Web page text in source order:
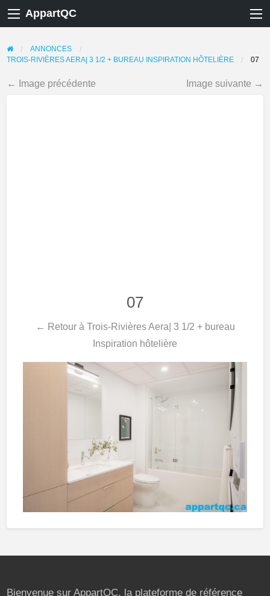
AppartQC
ANNONCES
TROIS-RIVIÈRES AERA| 3 1/2 + BUREAU INSPIRATION HÔTELIÈRE
07
← Image précédente Image suivante →
07
← Retour à Trois-Rivières Aera| 3 1/2 + bureau
Inspiration hôtelière
Bienvenue sur AppartQC, la plateforme de référence